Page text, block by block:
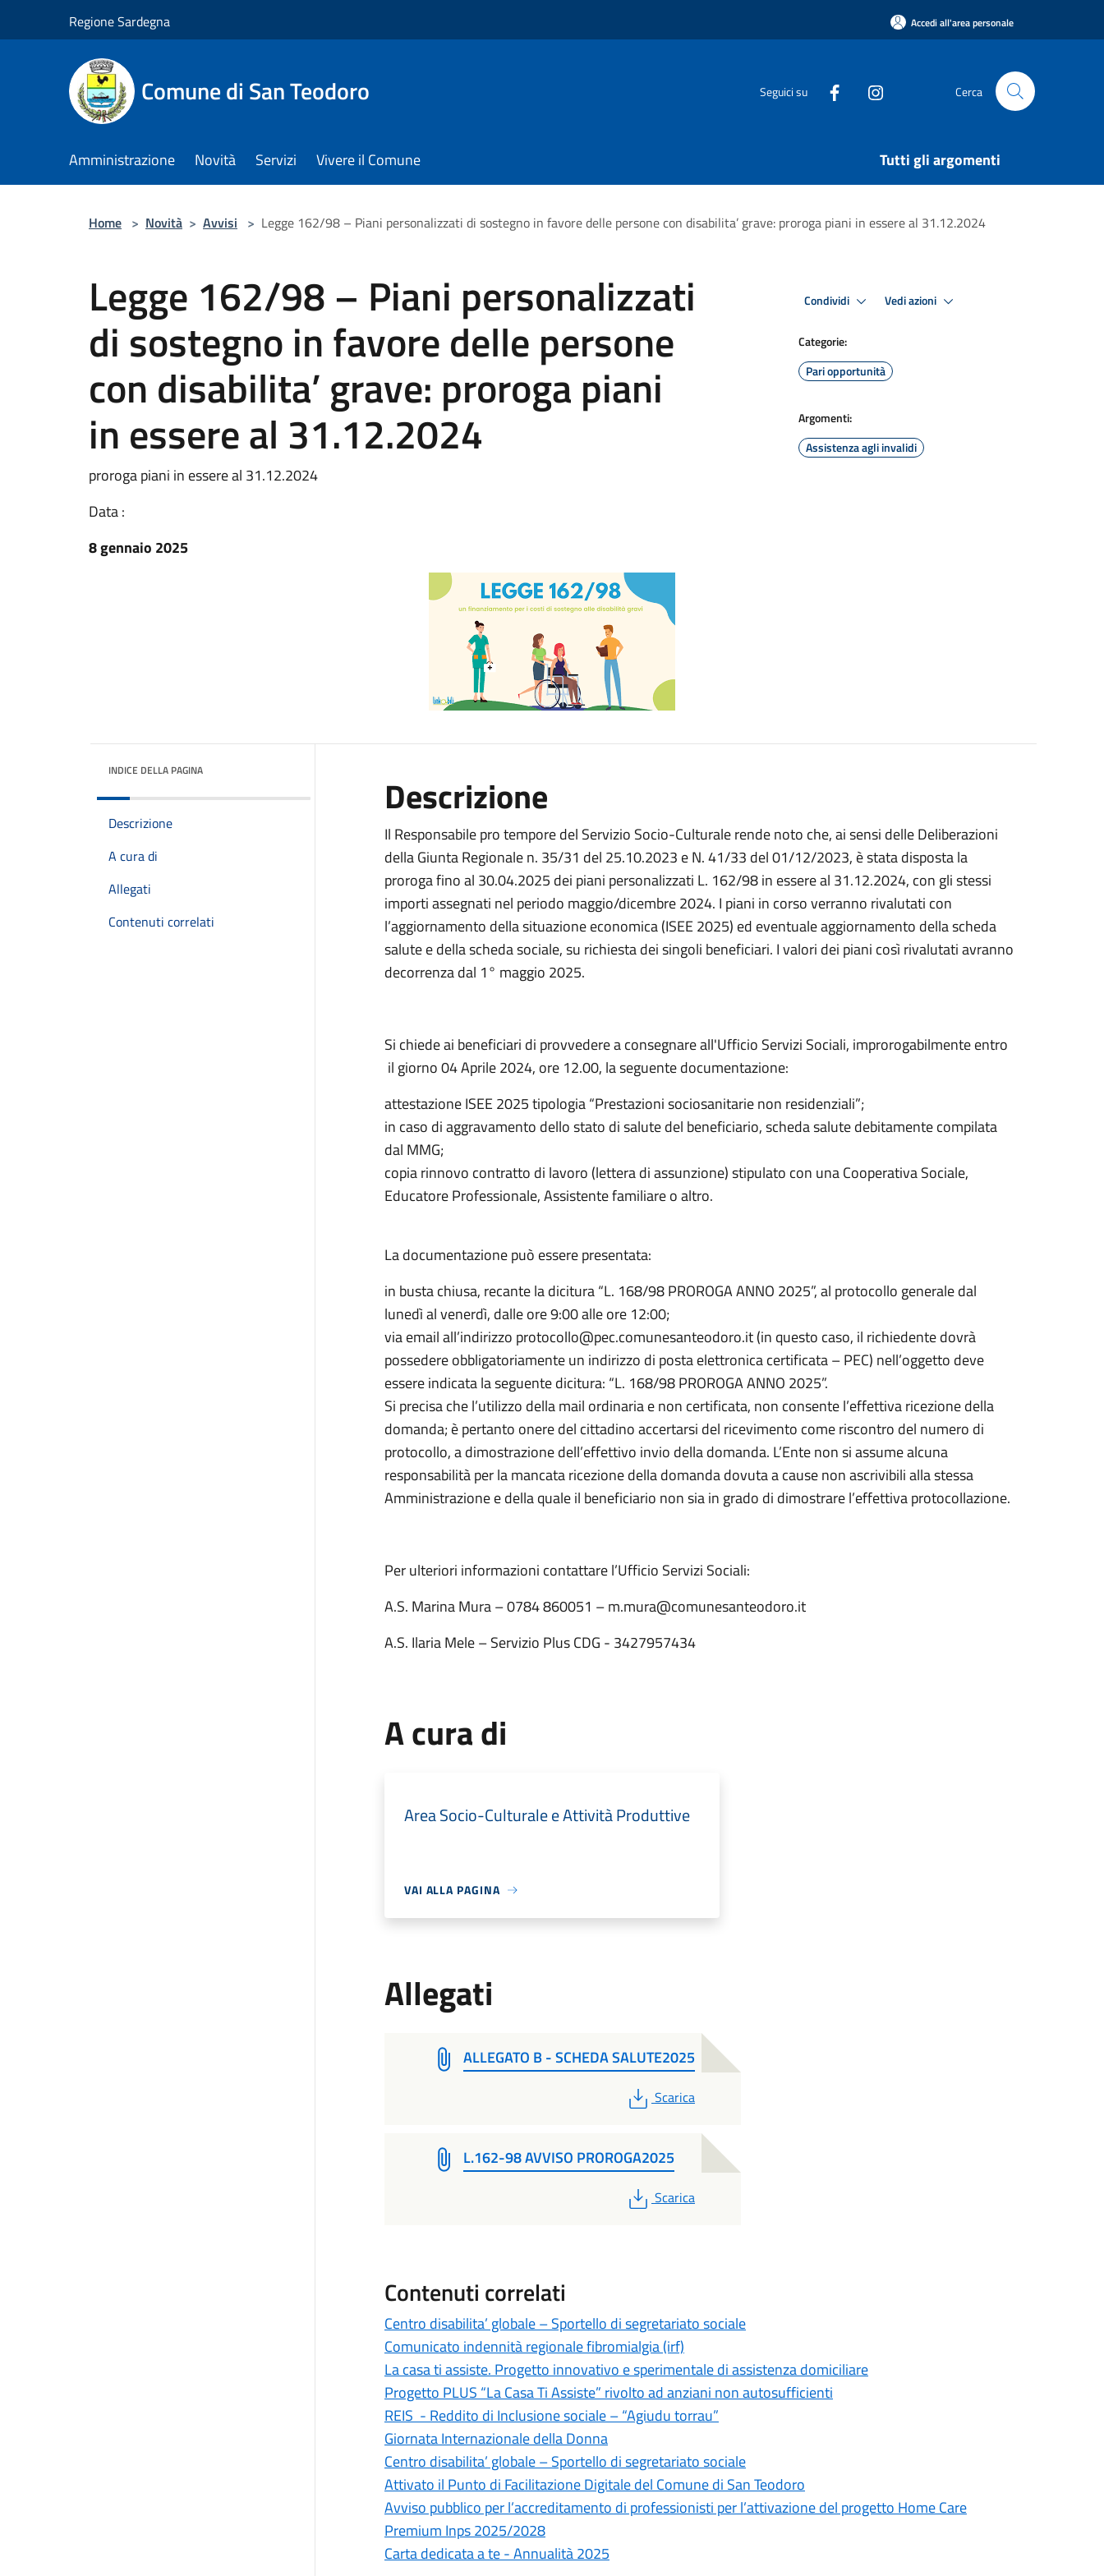
Regione Sardegna Accedi all'area personale
Comune di San Teodoro Seguici su Cerca
Amministrazione Novità Servizi Vivere il Comune Tutti gli argomenti
Home > Novità > Avvisi > Legge 162/98 – Piani personalizzati di sostegno in favore delle persone con disabilita’ grave: proroga piani in essere al 31.12.2024
Legge 162/98 – Piani personalizzati
di sostegno in favore delle persone
con disabilita’ grave: proroga piani
in essere al 31.12.2024
proroga piani in essere al 31.12.2024
Data :
8 gennaio 2025
Condividi Vedi azioni
Categorie:
Pari opportunità
Argomenti:
Assistenza agli invalidi
INDICE DELLA PAGINA
Descrizione
A cura di
Allegati
Contenuti correlati
Descrizione
Il Responsabile pro tempore del Servizio Socio-Culturale rende noto che, ai sensi delle Deliberazioni
della Giunta Regionale n. 35/31 del 25.10.2023 e N. 41/33 del 01/12/2023, è stata disposta la
proroga fino al 30.04.2025 dei piani personalizzati L. 162/98 in essere al 31.12.2024, con gli stessi
importi assegnati nel periodo maggio/dicembre 2024. I piani in corso verranno rivalutati con
l’aggiornamento della situazione economica (ISEE 2025) ed eventuale aggiornamento della scheda
salute e della scheda sociale, su richiesta dei singoli beneficiari. I valori dei piani così rivalutati avranno
decorrenza dal 1° maggio 2025.
Si chiede ai beneficiari di provvedere a consegnare all'Ufficio Servizi Sociali, improrogabilmente entro
il giorno 04 Aprile 2024, ore 12.00, la seguente documentazione:
attestazione ISEE 2025 tipologia “Prestazioni sociosanitarie non residenziali”;
in caso di aggravamento dello stato di salute del beneficiario, scheda salute debitamente compilata
dal MMG;
copia rinnovo contratto di lavoro (lettera di assunzione) stipulato con una Cooperativa Sociale,
Educatore Professionale, Assistente familiare o altro.
La documentazione può essere presentata:
in busta chiusa, recante la dicitura “L. 168/98 PROROGA ANNO 2025”, al protocollo generale dal
lunedì al venerdì, dalle ore 9:00 alle ore 12:00;
via email all’indirizzo protocollo@pec.comunesanteodoro.it (in questo caso, il richiedente dovrà
possedere obbligatoriamente un indirizzo di posta elettronica certificata – PEC) nell’oggetto deve
essere indicata la seguente dicitura: “L. 168/98 PROROGA ANNO 2025”.
Si precisa che l’utilizzo della mail ordinaria e non certificata, non consente l’effettiva ricezione della
domanda; è pertanto onere del cittadino accertarsi del ricevimento come riscontro del numero di
protocollo, a dimostrazione dell’effettivo invio della domanda. L’Ente non si assume alcuna
responsabilità per la mancata ricezione della domanda dovuta a cause non ascrivibili alla stessa
Amministrazione e della quale il beneficiario non sia in grado di dimostrare l’effettiva protocollazione.
Per ulteriori informazioni contattare l’Ufficio Servizi Sociali:
A.S. Marina Mura – 0784 860051 – m.mura@comunesanteodoro.it
A.S. Ilaria Mele – Servizio Plus CDG - 3427957434
A cura di
Area Socio-Culturale e Attività Produttive
VAI ALLA PAGINA
Allegati
ALLEGATO B - SCHEDA SALUTE2025
PDF
Scarica
L.162-98 AVVISO PROROGA2025
PDF
Scarica
Contenuti correlati
Centro disabilita’ globale – Sportello di segretariato sociale
Comunicato indennità regionale fibromialgia (irf)
La casa ti assiste. Progetto innovativo e sperimentale di assistenza domiciliare
Progetto PLUS “La Casa Ti Assiste” rivolto ad anziani non autosufficienti
REIS - Reddito di Inclusione sociale – “Agiudu torrau”
Giornata Internazionale della Donna
Centro disabilita’ globale – Sportello di segretariato sociale
Attivato il Punto di Facilitazione Digitale del Comune di San Teodoro
Avviso pubblico per l’accreditamento di professionisti per l’attivazione del progetto Home Care
Premium Inps 2025/2028
Carta dedicata a te - Annualità 2025